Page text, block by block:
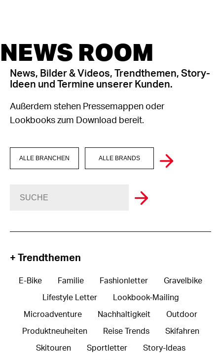
NEWS ROOM
News, Bilder & Videos, Trendthemen, Story-
Ideen und Termine unserer Kunden.
Außerdem stehen Pressemappen oder
Lookbooks zum Download bereit.
ALLE BRANCHEN ALLE BRANDS
+ Trendthemen
E-Bike Familie Fashionletter Gravelbike
Lifestyle Letter Lookbook-Mailing
Microadventure Nachhaltigkeit Outdoor
Produktneuheiten Reise Trends Skifahren
Skitouren Sportletter Story-Ideas